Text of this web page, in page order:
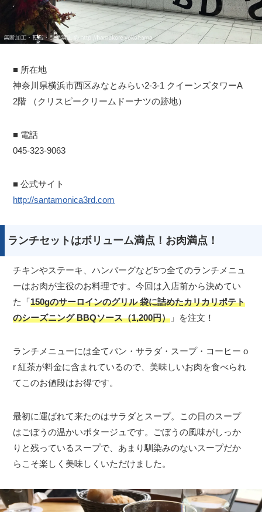
■ 所在地
神奈川県横浜市西区みなとみらい2-3-1 クイーンズタワーA
2階 （クリスピークリームドーナツの跡地）
■ 電話
045-323-9063
■ 公式サイト
http://santamonica3rd.com
ランチセットはボリューム満点！お肉満点！
チキンやステーキ、ハンバーグなど5つ全てのランチメニュ
ーはお肉が主役のお料理です。今回は入店前から決めてい
た「150gのサーロインのグリル 袋に詰めたカリカリポテト
のシーズニング BBQソース（1,200円） 」を注文！
ランチメニューには全てパン・サラダ・スープ・コーヒー o
r 紅茶が料金に含まれているので、美味しいお肉を食べられ
てこのお値段はお得です。
最初に運ばれて来たのはサラダとスープ。この日のスープ
はごぼうの温かいポタージュです。ごぼうの風味がしっか
りと残っているスープで、あまり馴染みのないスープだか
らこそ楽しく美味しくいただけました。